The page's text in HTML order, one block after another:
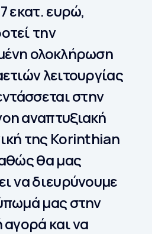
εκατ. ευρώ,
την
ολοκλήρωση
λειτουργίας
στην
αναπτυξιακή
της Korinthian
θα μας
να διευρύνουμε
μας στην
αγορά και να